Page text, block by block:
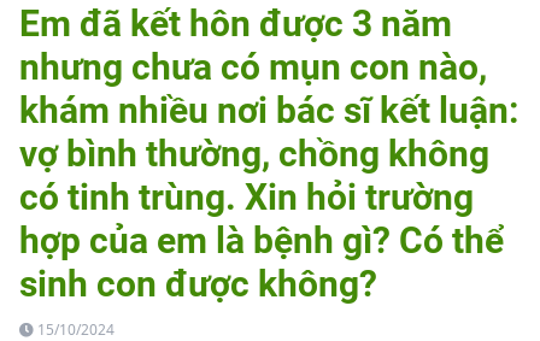
Em đã kết hôn được 3 năm
nhưng chưa có mụn con nào,
khám nhiều nơi bác sĩ kết luận:
vợ bình thường, chồng không
có tinh trùng. Xin hỏi trường
hợp của em là bệnh gì? Có thể
sinh con được không?
15/10/2024